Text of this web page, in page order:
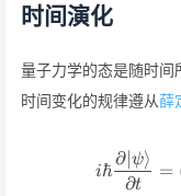
时间演化
量子力学的态是随时间
时间变化的规律遵从薛
iℏ
∂t
∂∣ψ⟩
=